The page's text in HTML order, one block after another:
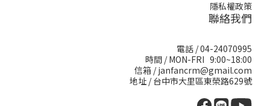
隱私權政策
聯絡我們
電話 / 04-24070995
時間 / MON-FRI 9:00~18:00
信箱 / janfancrm@gmail.com
地址 / 台中市大里區東榮路629號